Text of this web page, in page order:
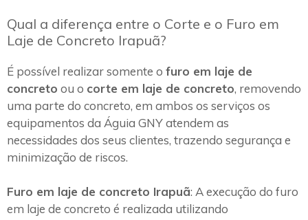
Qual a diferença entre o Corte e o Furo em
Laje de Concreto Irapuã?
É possível realizar somente o furo em laje de
concreto ou o corte em laje de concreto, removendo
uma parte do concreto, em ambos os serviços os
equipamentos da Águia GNY atendem as
necessidades dos seus clientes, trazendo segurança e
minimização de riscos.
Furo em laje de concreto Irapuã: A execução do furo
em laje de concreto é realizada utilizando